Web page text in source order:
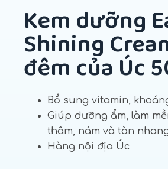
Kem dưỡng
Shining
đêm của Úc
Bổ sung vitamin,
Giúp dưỡng ẩm, làm
thâm, nám và tàn
Hàng nội địa Úc